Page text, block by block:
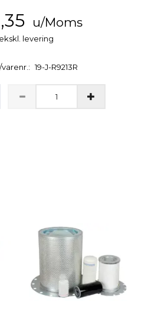
u/Moms
ekskl. levering
19-J-R9213R